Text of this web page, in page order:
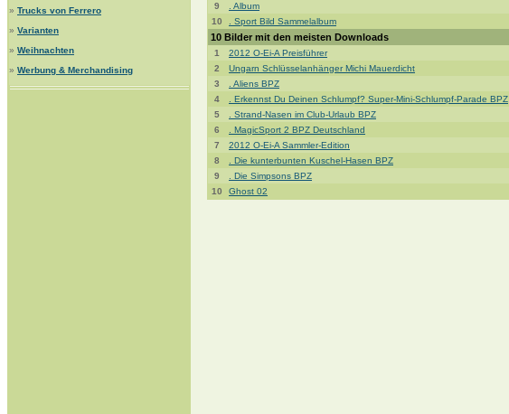
» Trucks von Ferrero
» Varianten
» Weihnachten
» Werbung & Merchandising
9
. Album
10
. Sport Bild Sammelalbum
10 Bilder mit den meisten Downloads
1 2012 O-Ei-A Preisführer
2
Ungarn Schlüsselanhänger Michi Mauerdicht
3
. Aliens BPZ
4
. Erkennst Du Deinen Schlumpf? Super-Mini-Schlumpf-Parade BPZ
5
. Strand-Nasen im Club-Urlaub BPZ
6
. MagicSport 2 BPZ Deutschland
7
2012 O-Ei-A Sammler-Edition
8
. Die kunterbunten Kuschel-Hasen BPZ
9
. Die Simpsons BPZ
10
Ghost 02